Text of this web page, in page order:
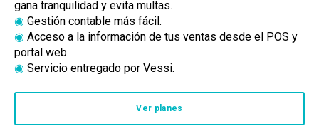
gana tranquilidad y evita multas.
◉ Gestión contable más fácil.
◉ Acceso a la información de tus ventas desde el POS y
portal web.
◉ Servicio entregado por Vessi.
Ver planes